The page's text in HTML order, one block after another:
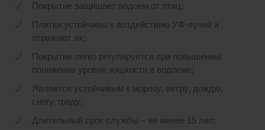
Покрытие защищает водоем от птиц;
Плитки устойчивы к воздействию УФ-лучей и
отражают их;
Покрытие легко регулируется при повышении/
понижении уровня жидкости в водоеме;
Является устойчивым к морозу, ветру, дождю,
снегу, граду;
Длительный срок службы – не менее 15 лет;